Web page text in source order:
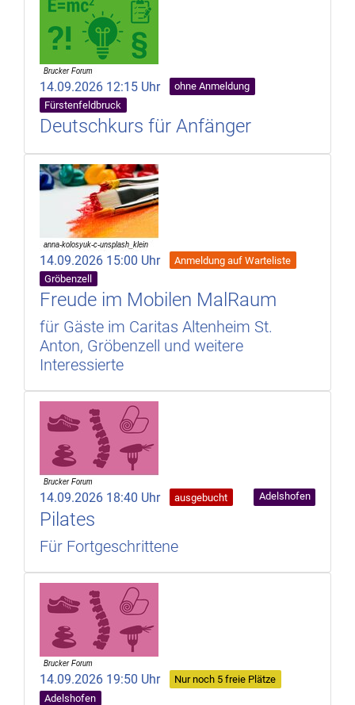
14.09.2026 12:15 Uhr
ohne Anmeldung
Fürstenfeldbruck
Deutschkurs für Anfänger
14.09.2026 15:00 Uhr
Anmeldung auf Warteliste
Gröbenzell
Freude im Mobilen MalRaum
für Gäste im Caritas Altenheim St.
Anton, Gröbenzell und weitere
Interessierte
14.09.2026 18:40 Uhr ausgebucht Adelshofen
Pilates
Für Fortgeschrittene
14.09.2026 19:50 Uhr
Nur noch 5 freie Plätze
Adelshofen